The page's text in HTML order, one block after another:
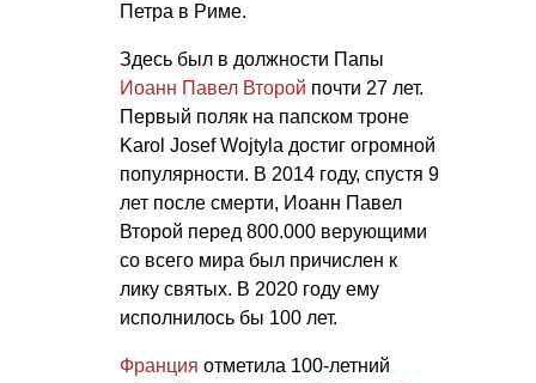
Петра в Риме.
Здесь был в должности Папы
Иоанн Павел Второй почти 27 лет.
Первый поляк на папском троне
Karol Josef Wojtyla достиг огромной
популярности. В 2014 году, спустя 9
лет после смерти, Иоанн Павел
Второй перед 800.000 верующими
со всего мира был причислен к
лику святых. В 2020 году ему
исполнилось бы 100 лет.
Франция отметила 100-летний